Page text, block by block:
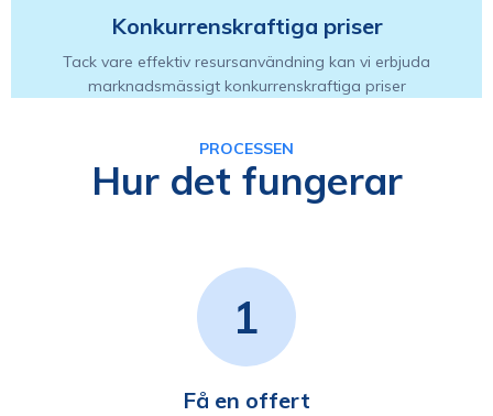
Konkurrenskraftiga priser
Tack vare effektiv resursanvändning kan vi erbjuda
marknadsmässigt konkurrenskraftiga priser
PROCESSEN
Hur det fungerar
1
Få en offert